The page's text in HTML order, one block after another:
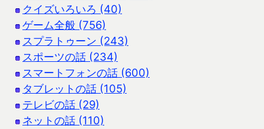
クイズいろいろ (40)
ゲーム全般 (756)
スプラトゥーン (243)
スポーツの話 (234)
スマートフォンの話 (600)
タブレットの話 (105)
テレビの話 (29)
ネットの話 (110)